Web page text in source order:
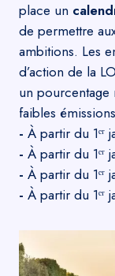
place un
de permettre
ambitions. Les
d’action de la
un
faibles émissions
- À partir du 1ᵉʳ
- À partir du 1ᵉʳ
- À partir du 1ᵉʳ
- À partir du 1ᵉʳ